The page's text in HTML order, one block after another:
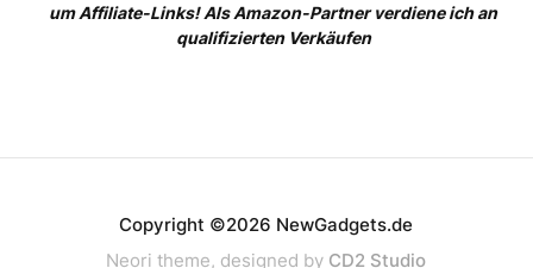
um Affiliate-Links! Als Amazon-Partner verdiene ich an
qualifizierten Verkäufen
Copyright ©2026 NewGadgets.de
Neori theme, designed by CD2 Studio